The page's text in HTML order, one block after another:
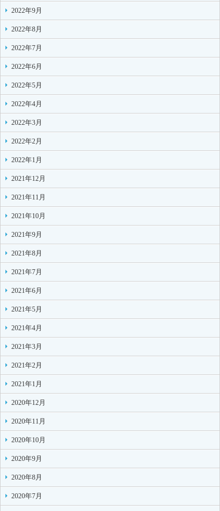
2022年9月
2022年8月
2022年7月
2022年6月
2022年5月
2022年4月
2022年3月
2022年2月
2022年1月
2021年12月
2021年11月
2021年10月
2021年9月
2021年8月
2021年7月
2021年6月
2021年5月
2021年4月
2021年3月
2021年2月
2021年1月
2020年12月
2020年11月
2020年10月
2020年9月
2020年8月
2020年7月